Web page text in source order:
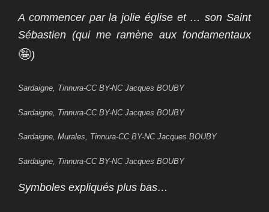
A commencer par la jolie église et … son Saint
Sébastien (qui me ramène aux fondamentaux
🤪)
Sardaigne, Tinnura-CC BY-NC Jacques BOUBY
Sardaigne, Tinnura-CC BY-NC Jacques BOUBY
Sardaigne, Murales, Tinnura-CC BY-NC Jacques BOUBY
Sardaigne, Tinnura-CC BY-NC Jacques BOUBY
Symboles expliqués plus bas…